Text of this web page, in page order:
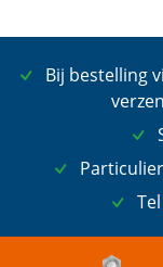
Bij bestelling
Tel
ik